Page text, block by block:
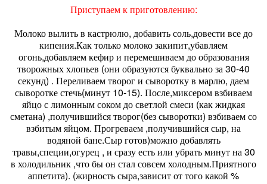
Приступаем к приготовлению:
Молоко вылить в кастрюлю, добавить соль,довести все до
кипения.Как только молоко закипит,убавляем
огонь,добавляем кефир и перемешиваем до образования
творожных хлопьев (они образуются буквально за 30-40
секунд) . Переливаем творог и сыворотку в марлю, даем
сыворотке стечь(минут 10-15). После,миксером взбиваем
яйцо с лимонным соком до светлой смеси (как жидкая
сметана) ,получившийся творог(без сыворотки) взбиваем со
взбитым яйцом. Прогреваем ,получившийся сыр, на
водяной бане.Сыр готов)можно добавлять
травы,специи,огурец , и сразу есть или убрать минут на 30
в холодильник ,что бы он стал совсем холодным.Приятного
аппетита). (жирность сыра,зависит от того какой %